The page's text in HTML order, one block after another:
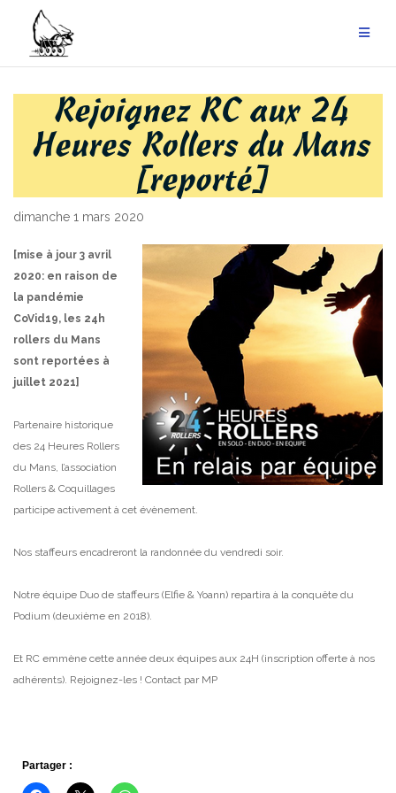
contenu
Rejoignez RC aux 24
Heures Rollers du Mans
[reporté]
dimanche 1 mars 2020
[mise à jour 3 avril
2020: en raison de
la pandémie
CoVid19, les 24h
rollers du Mans
sont reportées à
juillet 2021]
Partenaire historique
des 24 Heures Rollers
du Mans, l’association
Rollers & Coquillages
participe activement à cet évènement.
Nos staffeurs encadreront la randonnée du vendredi soir.
Notre équipe Duo de staffeurs (Elfie & Yoann) repartira à la conquête du
Podium (deuxième en 2018).
Et RC emmène cette année deux équipes aux 24H (inscription offerte à nos
adhérents). Rejoignez-les ! Contact par MP
Partager :